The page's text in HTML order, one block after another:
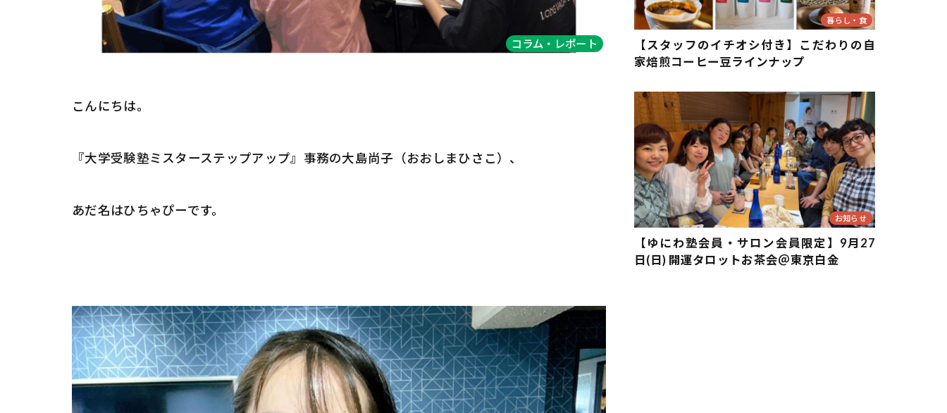
コラム・レポート
こんにちは。
『大学受験塾ミスターステップアップ』事務の大島尚子（おおしまひさこ）、
あだ名はひちゃぴーです。
暮らし・食
【スタッフのイチオシ付き】こだわりの自
家焙煎コーヒー豆ラインナップ
お知らせ
【ゆにわ塾会員・サロン会員限定】9月27
日(日) 開運タロットお茶会＠東京白金